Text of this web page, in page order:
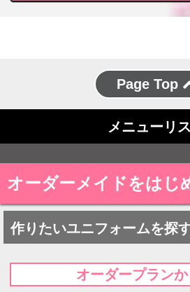
Page Top
メニューリ
オーダーメイドをはじ
作りたいユニフォームを探
オーダープラン